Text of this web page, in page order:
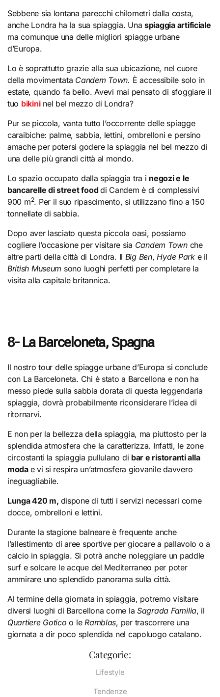
Sebbene sia lontana parecchi chilometri dalla costa,
anche Londra ha la sua spiaggia. Unaspiaggia artificiale
ma comunque una delle migliori spiagge urbane
d’Europa.
Lo è soprattutto grazie alla sua ubicazione, nel cuore
della movimentata Candem Town. È accessibile solo in
estate, quando fa bello. Avevi mai pensato di sfoggiare il
tuo bikininel bel mezzo di Londra?
Pur se piccola, vanta tutto l’occorrente delle spiagge
caraibiche: palme, sabbia, lettini, ombrelloni e persino
amache per potersi godere la spiaggia nel bel mezzo di
una delle più grandi città al mondo.
Lo spazio occupato dalla spiaggia tra i negozi e le
bancarelle di street food di Candem è di complessivi
900 m2. Per il suo ripascimento, si utilizzano fino a 150
tonnellate di sabbia.
Dopo aver lasciato questa piccola oasi, possiamo
cogliere l’occasione per visitare sia Candem Town che
altre parti della città di Londra. Il Big Ben,Hyde Park e il
British Museum sono luoghi perfetti per completare la
visita alla capitale britannica.
8- La Barceloneta, Spagna
Il nostro tour delle spiagge urbane d’Europa si conclude
con La Barceloneta. Chi è stato a Barcellona e non ha
messo piede sulla sabbia dorata di questa leggendaria
spiaggia, dovrà probabilmente riconsiderare l’idea di
ritornarvi.
E non per la bellezza della spiaggia, ma piuttosto per la
splendida atmosfera che la caratterizza. Infatti, le zone
circostanti la spiaggia pullulano di bar e ristoranti alla
moda e vi si respira un’atmosfera giovanile davvero
ineguagliabile.
Lunga 420 m, dispone di tutti i servizi necessari come
docce, ombrelloni e lettini.
Durante la stagione balneare è frequente anche
l’allestimento di aree sportive per giocare a pallavolo o a
calcio in spiaggia. Si potrà anche noleggiare un paddle
surf e solcare le acque del Mediterraneo per poter
ammirare uno splendido panorama sulla città.
Al termine della giornata in spiaggia, potremo visitare
diversi luoghi di Barcellona come laSagrada Familia, il
Quartiere Goticoo leRamblas, per trascorrere una
giornata a dir poco splendida nel capoluogo catalano.
Categorie:
Lifestyle
Tendenze